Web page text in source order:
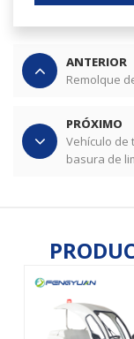
ANTERIOR
Remolque
PRÓXIMO
Vehículo de
basura de